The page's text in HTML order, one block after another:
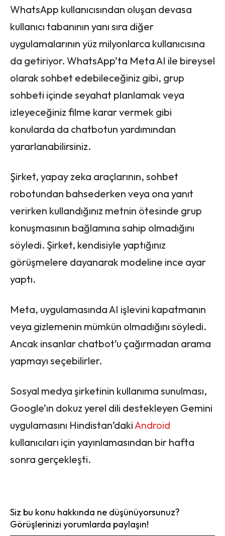
WhatsApp kullanıcısından oluşan devasa
kullanıcı tabanının yanı sıra diğer
uygulamalarının yüz milyonlarca kullanıcısına
da getiriyor. WhatsApp’ta Meta AI ile bireysel
olarak sohbet edebileceğiniz gibi, grup
sohbeti içinde seyahat planlamak veya
izleyeceğiniz filme karar vermek gibi
konularda da chatbotun yardımından
yararlanabilirsiniz.
Şirket, yapay zeka araçlarının, sohbet
robotundan bahsederken veya ona yanıt
verirken kullandığınız metnin ötesinde grup
konuşmasının bağlamına sahip olmadığını
söyledi. Şirket, kendisiyle yaptığınız
görüşmelere dayanarak modeline ince ayar
yaptı.
Meta, uygulamasında AI işlevini kapatmanın
veya gizlemenin mümkün olmadığını söyledi.
Ancak insanlar chatbot’u çağırmadan arama
yapmayı seçebilirler.
Sosyal medya şirketinin kullanıma sunulması,
Google’ın dokuz yerel dili destekleyen Gemini
uygulamasını Hindistan’dakiAndroid
kullanıcıları için yayınlamasından bir hafta
sonra gerçekleşti.
Siz bu konu hakkında ne düşünüyorsunuz?
Görüşlerinizi yorumlarda paylaşın!